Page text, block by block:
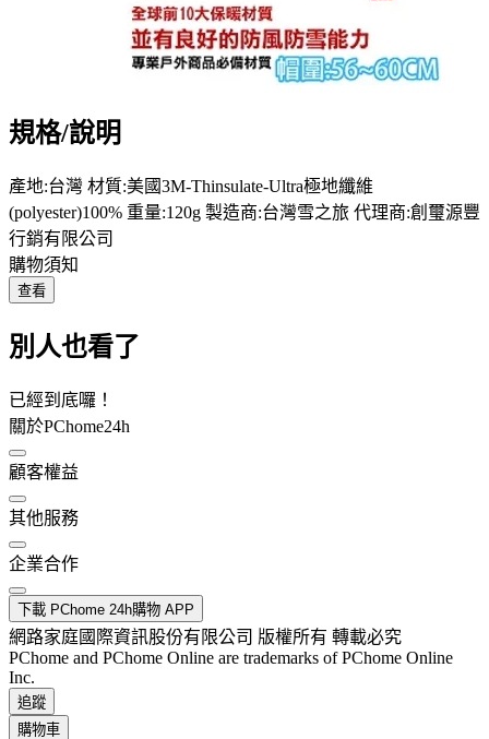
規格/說明
產地:台灣 材質:美國3M-Thinsulate-Ultra極地纖維
(polyester)100% 重量:120g 製造商:台灣雪之旅 代理商:創璽源豐
行銷有限公司
購物須知
查看
別人也看了
已經到底囉！
關於PChome24h
顧客權益
其他服務
企業合作
下載 PChome 24h購物 APP
網路家庭國際資訊股份有限公司 版權所有 轉載必究
PChome and PChome Online are trademarks of PChome Online
Inc.
追蹤
購物車